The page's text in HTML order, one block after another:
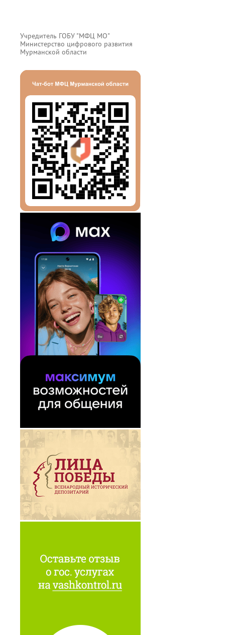
Учредитель ГОБУ "МФЦ МО"
Министерство цифрового развития
Мурманской области